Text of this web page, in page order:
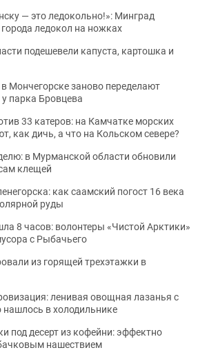
— это ледокольно!»: Минград
ледокол на ножках
подешевели капуста, картошка и
Мончегорске заново переделают
парка Бровцева
33 катеров: на Камчатке морских
как дичь, а что на Кольском севере?
в Мурманской области обновили
клещей
как саамский погост 16 века
руды
8 часов: волонтеры «Чистой Арктики»
с Рыбачьего
из горящей трехэтажки в
ленивая овощная лазанья с
нашлось в холодильнике
под десерт из кофейни: эффектно
нашествием